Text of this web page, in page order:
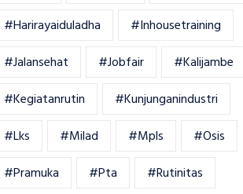
#harirayaiduladha
#inhousetraining
#jalansehat
#jobfair
#kalijambe
#kegiatanrutin
#kunjunganindustri
#lks
#milad #mpls
#osis
#pramuka
#pta
#rutinitas